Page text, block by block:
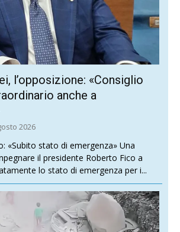
l’opposizione: «Consiglio
anche a
2026
«Subito stato di emergenza» Una
il presidente Roberto Fico a
lo stato di emergenza per i...